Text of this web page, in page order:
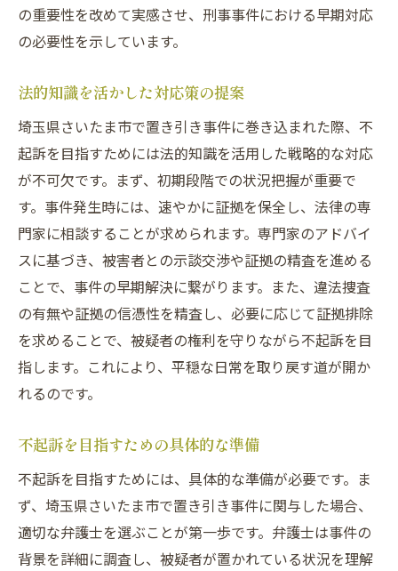
の重要性を改めて実感させ、刑事事件における早期対応
の必要性を示しています。
法的知識を活かした対応策の提案
埼玉県さいたま市で置き引き事件に巻き込まれた際、不
起訴を目指すためには法的知識を活用した戦略的な対応
が不可欠です。まず、初期段階での状況把握が重要で
す。事件発生時には、速やかに証拠を保全し、法律の専
門家に相談することが求められます。専門家のアドバイ
スに基づき、被害者との示談交渉や証拠の精査を進める
ことで、事件の早期解決に繋がります。また、違法捜査
の有無や証拠の信憑性を精査し、必要に応じて証拠排除
を求めることで、被疑者の権利を守りながら不起訴を目
指します。これにより、平穏な日常を取り戻す道が開か
れるのです。
不起訴を目指すための具体的な準備
不起訴を目指すためには、具体的な準備が必要です。ま
ず、埼玉県さいたま市で置き引き事件に関与した場合、
適切な弁護士を選ぶことが第一歩です。弁護士は事件の
背景を詳細に調査し、被疑者が置かれている状況を理解